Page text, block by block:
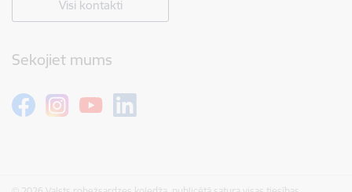
Visi kontakti
Sekojiet mums